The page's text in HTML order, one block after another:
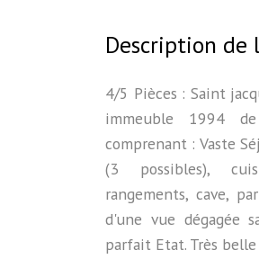
Description de
4/5 Pièces : Saint
immeuble 1994
comprenant : Vaste
(3 possibles),
rangements, cave,
d'une vue dégagée
parfait Etat. Très